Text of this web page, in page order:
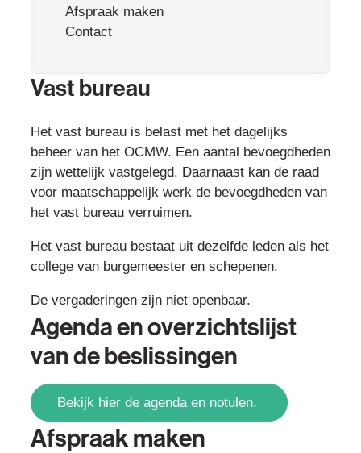
Afspraak maken
Contact
Vast bureau
Het vast bureau is belast met het dagelijks
beheer van het OCMW. Een aantal bevoegdheden
zijn wettelijk vastgelegd. Daarnaast kan de raad
voor maatschappelijk werk de bevoegdheden van
het vast bureau verruimen.
Het vast bureau bestaat uit dezelfde leden als het
college van burgemeester en schepenen.
De vergaderingen zijn niet openbaar.
Agenda en overzichtslijst
van de beslissingen
Bekijk hier de agenda en notulen.
Afspraak maken